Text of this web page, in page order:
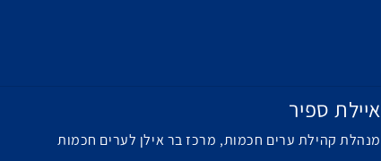
איילת ספיר
מנהלת קהילת ערים חכמות, מרכז בר אילן לערים חכמות